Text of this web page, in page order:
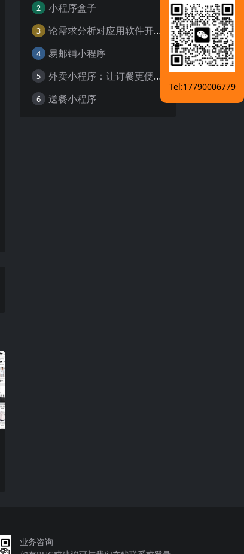
2 小程序盒子
3 论需求分析对应用软件开发的重要性
4 易邮铺小程序
5 外卖小程序：让订餐更便捷，吃货的福音
6 送餐小程序
业务咨询
Tel:17790006779